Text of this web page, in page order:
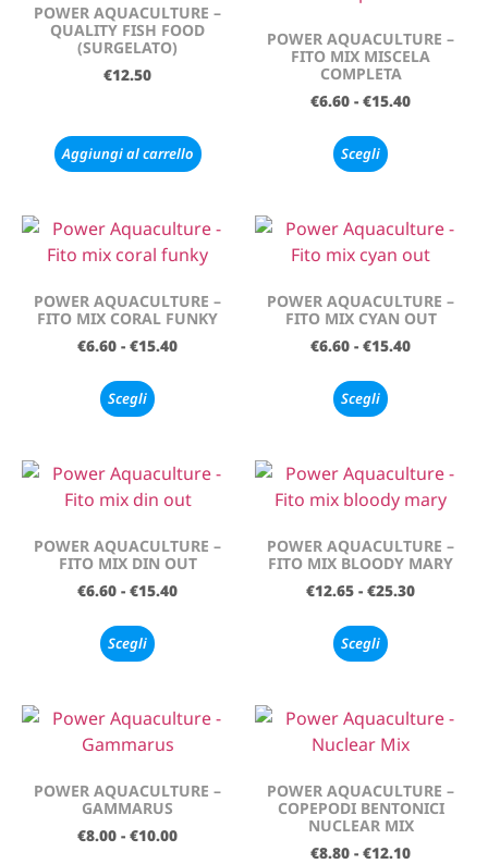
POWER AQUACULTURE –
QUALITY FISH FOOD
(SURGELATO)
€12.50
Aggiungi al carrello
POWER AQUACULTURE –
FITO MIX MISCELA
COMPLETA
€6.60 - €15.40
Scegli
POWER AQUACULTURE –
FITO MIX CORAL FUNKY
€6.60 - €15.40
Scegli
POWER AQUACULTURE –
FITO MIX CYAN OUT
€6.60 - €15.40
Scegli
POWER AQUACULTURE –
FITO MIX DIN OUT
€6.60 - €15.40
Scegli
POWER AQUACULTURE –
FITO MIX BLOODY MARY
€12.65 - €25.30
Scegli
POWER AQUACULTURE –
GAMMARUS
€8.00 - €10.00
POWER AQUACULTURE –
COPEPODI BENTONICI
NUCLEAR MIX
€8.80 - €12.10